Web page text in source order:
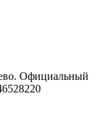
Официальный